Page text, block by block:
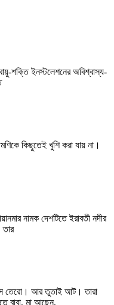
শক্তি ইনস্টলেশনের অবিশ্বাস্য-
কিছুতেই খুশি করা যায় না।
নামক দেশটিতে ইরাবতী নদীর
তার
তেরো। আর তুতাই আট। তারা
বাবা, মা আছেন,